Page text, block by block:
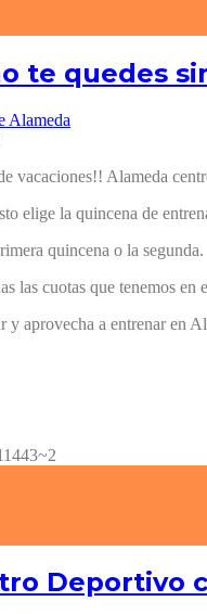
te quedes
Alameda
vacaciones!! Alameda
elige la quincena de
quincena o la segunda.
las cuotas que tenemos en
y aprovecha a entrenar en
Deportivo